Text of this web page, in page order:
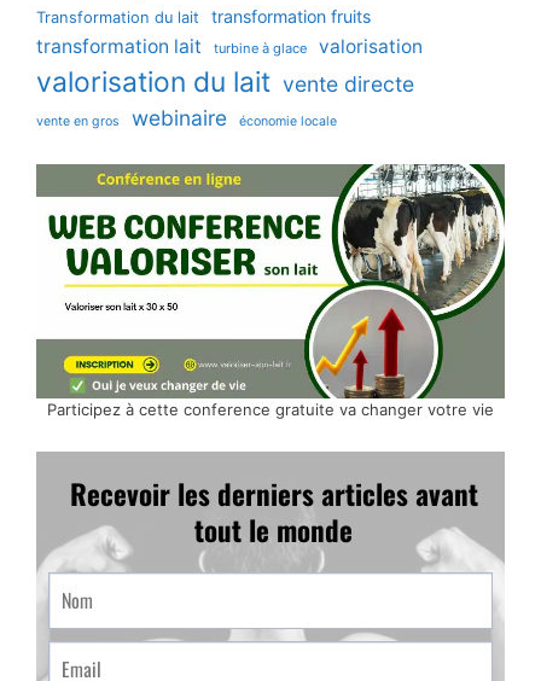
Transformation du lait transformation fruits
transformation lait turbine à glace valorisation
valorisation du lait vente directe
vente en gros webinaire économie locale
Participez à cette conference gratuite va changer votre vie